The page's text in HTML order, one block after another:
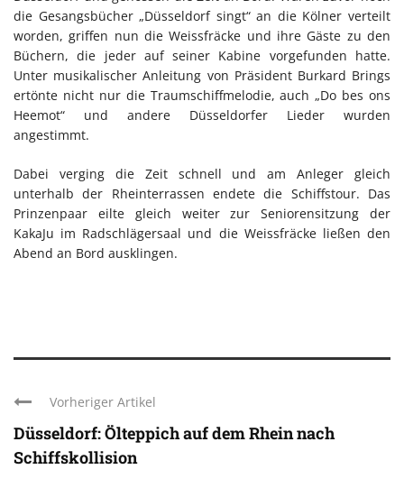
die Gesangsbücher „Düsseldorf singt“ an die Kölner verteilt
worden, griffen nun die Weissfräcke und ihre Gäste zu den
Büchern, die jeder auf seiner Kabine vorgefunden hatte.
Unter musikalischer Anleitung von Präsident Burkard Brings
ertönte nicht nur die Traumschiffmelodie, auch „Do bes ons
Heemot“ und andere Düsseldorfer Lieder wurden
angestimmt.
Dabei verging die Zeit schnell und am Anleger gleich
unterhalb der Rheinterrassen endete die Schiffstour. Das
Prinzenpaar eilte gleich weiter zur Seniorensitzung der
KakaJu im Radschlägersaal und die Weissfräcke ließen den
Abend an Bord ausklingen.
Vorheriger Artikel
Düsseldorf: Ölteppich auf dem Rhein nach
Schiffskollision